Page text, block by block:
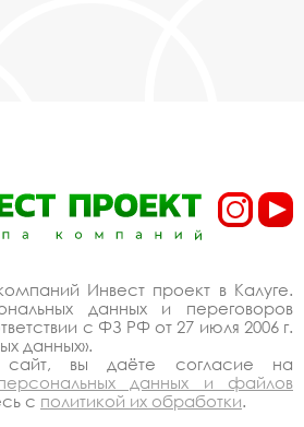
Инвест проект в Калуге.
данных и переговоров
с ФЗ РФ от 27 июля 2006 г.
данных».
сайт, вы даёте согласие на
данных и файлов
с политикой их обработки.